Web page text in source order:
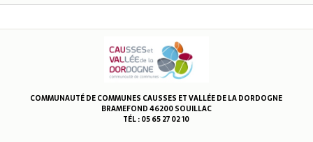
COMMUNAUTÉ DE COMMUNES CAUSSES ET VALLÉE DE LA DORDOGNE
BRAMEFOND 46200 SOUILLAC
TÉL : 05 65 27 02 10